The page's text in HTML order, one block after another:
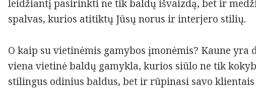
leidžiantį pasirinkti ne tik baldų išvaizdą, bet ir
spalvas, kurios atitiktų Jūsų norus ir interjero stilių.
O kaip su vietinėmis gamybos įmonėmis? Kaune yra
viena vietinė baldų gamykla, kurios siūlo ne tik
stilingus odinius baldus, bet ir rūpinasi savo